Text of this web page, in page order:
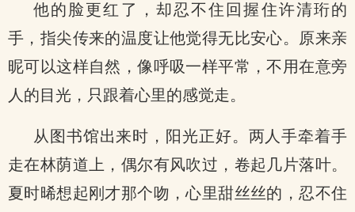
他的脸更红了，却忍不住回握住许清珩的
手，指尖传来的温度让他觉得无比安心。原来亲
昵可以这样自然，像呼吸一样平常，不用在意旁
人的目光，只跟着心里的感觉走。
从图书馆出来时，阳光正好。两人手牵着手
走在林荫道上，偶尔有风吹过，卷起几片落叶。
夏时晞想起刚才那个吻，心里甜丝丝的，忍不住